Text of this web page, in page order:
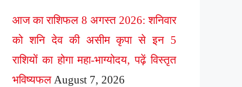
आज का राशिफल 8 अगस्त 2026: शनिवार
को शनि देव की असीम कृपा से इन 5
राशियों का होगा महा-भाग्योदय, पढ़ें विस्तृत
भविष्यफल August 7, 2026